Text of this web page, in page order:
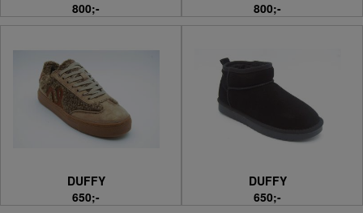
800;-
800;-
DUFFY
650;-
DUFFY
650;-